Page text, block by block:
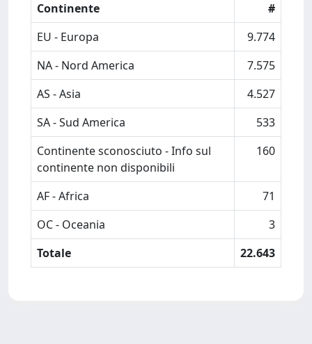
Continente
#
EU - Europa
9.774
NA - Nord America
7.575
AS - Asia
4.527
SA - Sud America
533
Continente sconosciuto - Info sul
continente non disponibili
160
AF - Africa
71
OC - Oceania
3
Totale
22.643